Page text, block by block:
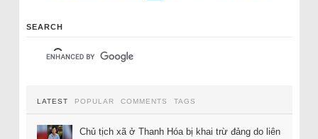
SEARCH
LATEST POPULAR COMMENTS TAGS
Chủ tịch xã ở Thanh Hóa bị khai trừ đảng do liên